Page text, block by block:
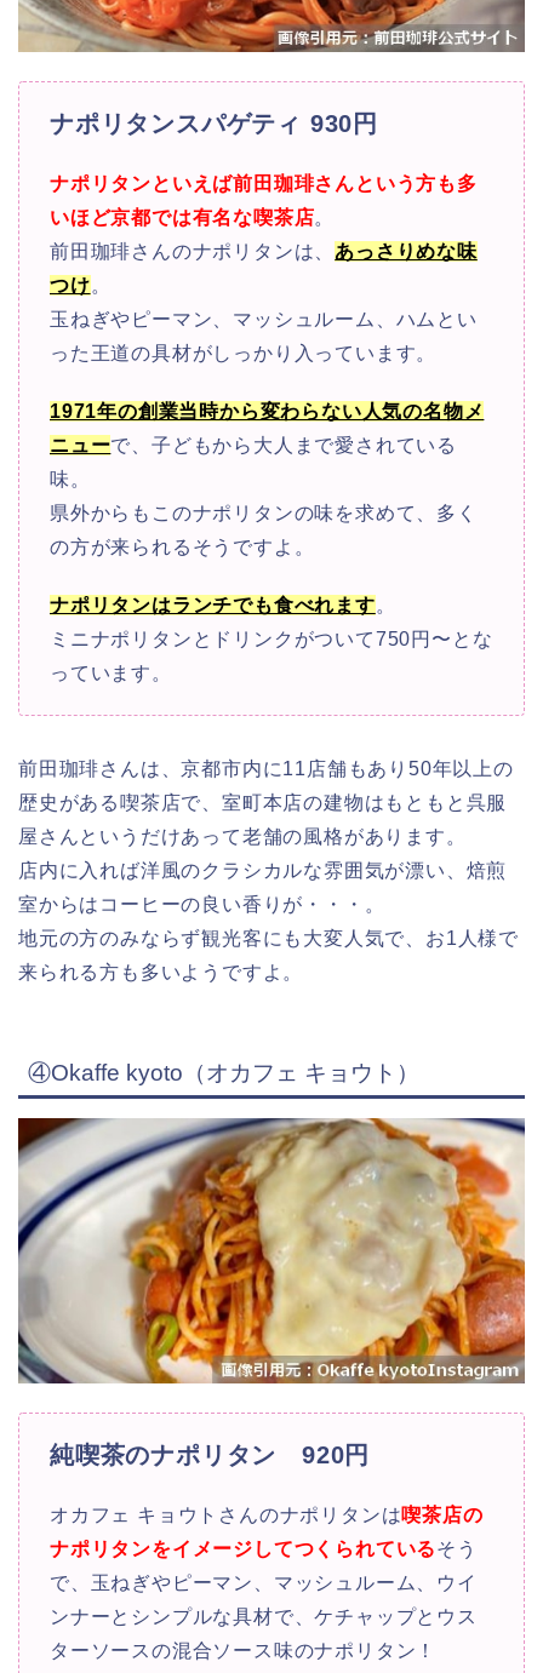
ナポリタンスパゲティ 930円
ナポリタンといえば前田珈琲さんという方も多
いほど京都では有名な喫茶店。
前田珈琲さんのナポリタンは、 あっさりめな味
つけ。
玉ねぎやピーマン、マッシュルーム、ハムとい
った王道の具材がしっかり入っています。
1971年の創業当時から変わらない人気の名物メ
ニューで、子どもから大人まで愛されている
味。
県外からもこのナポリタンの味を求めて、多く
の方が来られるそうですよ。
ナポリタンはランチでも食べれます。
ミニナポリタンとドリンクがついて750円〜とな
っています。
前田珈琲さんは、京都市内に11店舗もあり50年以上の
歴史がある喫茶店で、室町本店の建物はもともと呉服
屋さんというだけあって老舗の風格があります。
店内に入れば洋風のクラシカルな雰囲気が漂い、焙煎
室からはコーヒーの良い香りが・・・。
地元の方のみならず観光客にも大変人気で、お1人様で
来られる方も多いようですよ。
④Okaffe kyoto（オカフェ キョウト）
純喫茶のナポリタン 920円
オカフェ キョウトさんのナポリタンは喫茶店の
ナポリタンをイメージしてつくられているそう
で、玉ねぎやピーマン、マッシュルーム、
ウイ
ンナーとシンプルな具材で、ケチャップとウス
ターソースの混合ソース味のナポリタン！